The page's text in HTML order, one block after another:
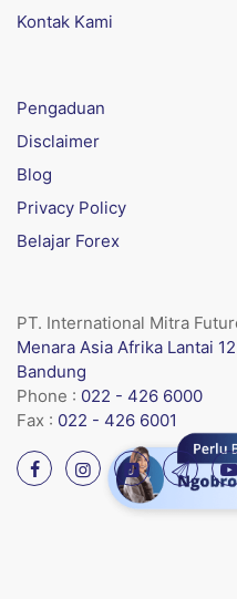
Kontak Kami
Pengaduan
Disclaimer
Blog
Privacy Policy
Belajar Forex
PT. International Mitra
Menara Asia Afrika Lantai
Bandung
Phone : 022 - 426 6000
Fax : 022 - 426 6001